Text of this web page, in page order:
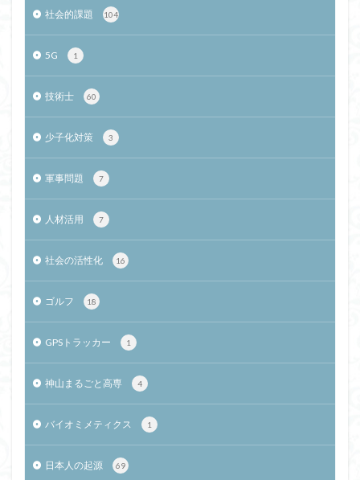
社会的課題 104
5G 1
技術士 60
少子化対策 3
軍事問題 7
人材活用 7
社会の活性化 16
ゴルフ 18
GPSトラッカー 1
神山まるごと高専 4
バイオミメティクス 1
日本人の起源 69